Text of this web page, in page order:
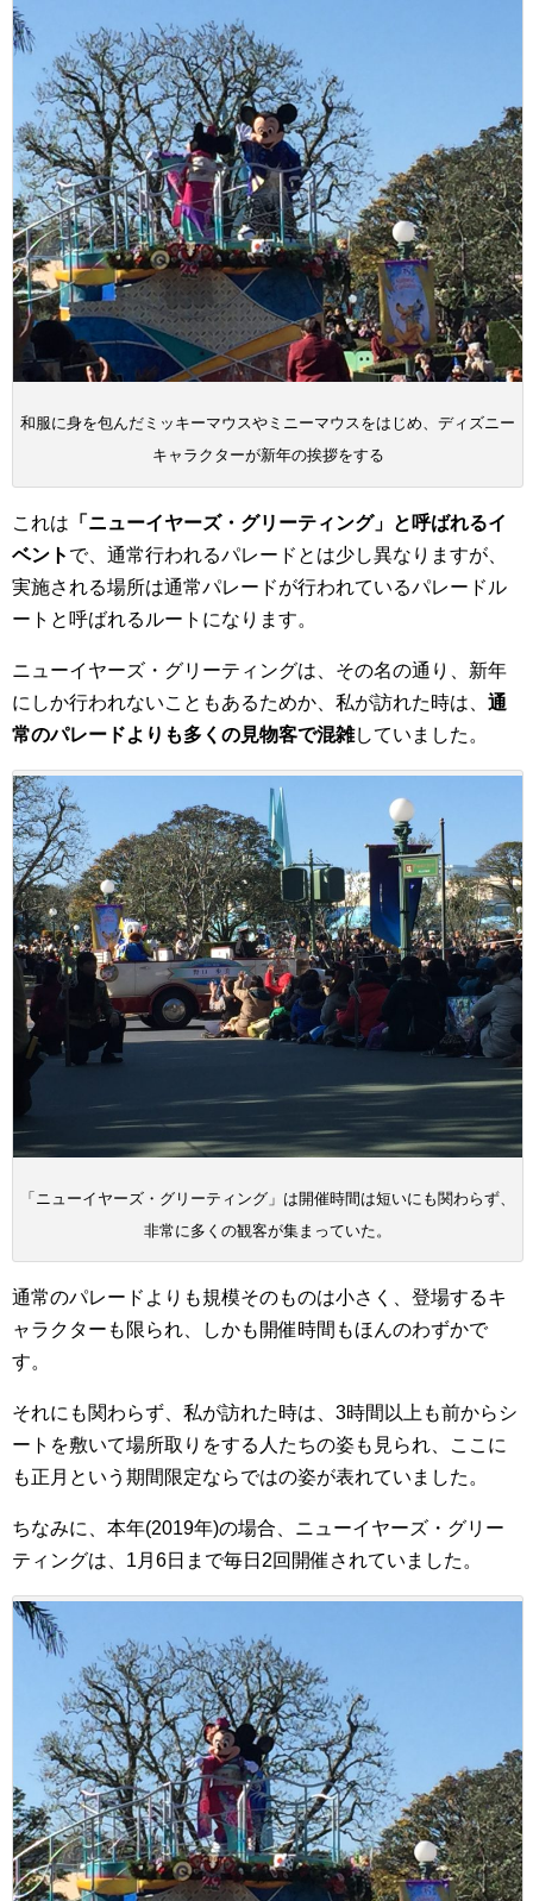
和服に身を包んだミッキーマウスやミニーマウスをはじめ、ディズニー
キャラクターが新年の挨拶をする
これは 「ニューイヤーズ・グリーティング」と呼ばれるイ
ベント で、通常行われるパレードとは少し異なりますが、
実施される場所は通常パレードが行われているパレードル
ートと呼ばれるルートになります。
ニューイヤーズ・グリーティングは、その名の通り、新年
にしか行われないこともあるためか、私が訪れた時は、 通
常のパレードよりも多くの見物客で混雑していました。
「ニューイヤーズ・グリーティング」は開催時間は短いにも関わらず、
非常に多くの観客が集まっていた。
通常のパレードよりも規模そのものは小さく、登場するキ
ャラクターも限られ、しかも開催時間もほんのわずかで
す。
それにも関わらず、私が訪れた時は、3時間以上も前からシ
ートを敷いて場所取りをする人たちの姿も見られ、ここに
も正月という期間限定ならではの姿が表れていました。
ちなみに、本年(2019年)の場合、ニューイヤーズ・グリー
ティングは、1月6日まで毎日2回開催されていました。